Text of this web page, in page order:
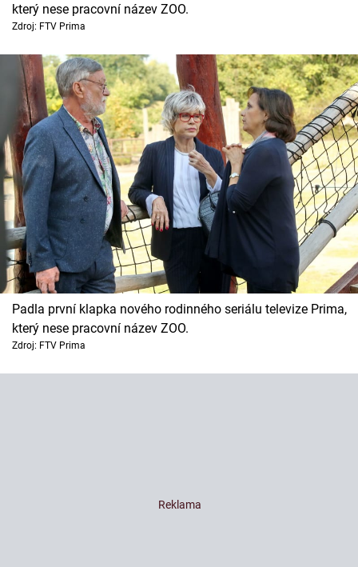
který nese pracovní název ZOO.
Zdroj: FTV Prima
Padla první klapka nového rodinného seriálu televize Prima,
který nese pracovní název ZOO.
Zdroj: FTV Prima